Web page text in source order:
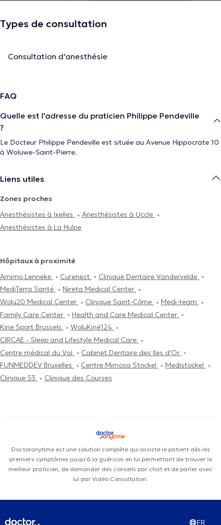
Types de consultation
Consultation d'anesthésie
FAQ
Quelle est l'adresse du praticien Philippe Pendeville
?
Le Docteur Philippe Pendeville est située au Avenue Hippocrate 10
à Woluwe-Saint-Pierre.
Liens utiles
Zones proches
Anesthésistes à Ixelles
Anesthésistes à Uccle
Anesthésistes à La Hulpe
Hôpitaux à proximité
Amimo Lenneke
Curenest
Clinique Dentaire Vandervelde
MediTerra Santé
Nireta Medical Center
Wolu20 Medical Center
Clinique Saint-Côme
Medi-team
Family Care Center
Health and Care Medical Center
Kine Sport Brussels
WoluKiné124
CIRCAE - Sleep and Lifestyle Medical Care
Centre médical du Val
Cabinet Dentaire des Iles d'Or
FUNMEDDEV Bruxelles
Centre Mimosa Stockel
Medistockel
Clinique 53
Clinique des Courses
Doctoranytime est une solution complète qui assiste le patient dès les
premiers symptômes jusqu'à la guérison en lui permettant de trouver le
meilleur praticien, de demander des conseils par chat et de parler avec
lui par Vidéo Consultation.
FR